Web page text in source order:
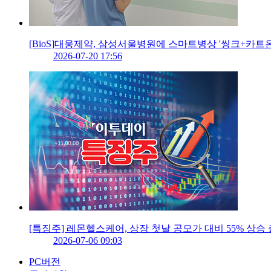
[BioS]대웅제약, 삼성서울병원에 스마트병상 '씽크+카트
2026-07-20 17:56
[특징주] 레몬헬스케어, 상장 첫날 공모가 대비 55% 상승
2026-07-06 09:03
PC버전